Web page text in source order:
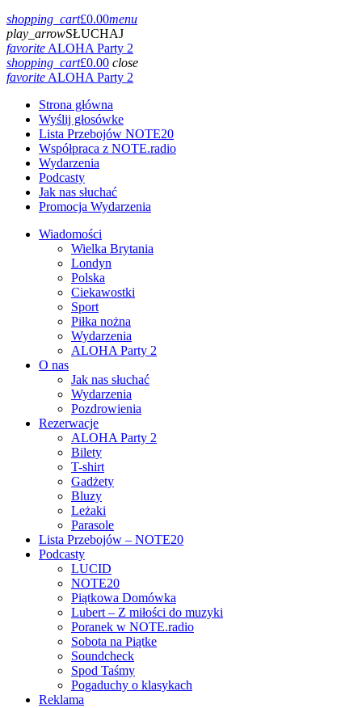
shopping_cart£0.00menu
play_arrowSŁUCHAJ
favoriteALOHA Party 2
shopping_cart£0.00 close
favoriteALOHA Party 2
Strona główna
Wyślij głosówke
Lista Przebojów NOTE20
Współpraca z NOTE.radio
Wydarzenia
Podcasty
Jak nas słuchać
Promocja Wydarzenia
Wiadomości
Wielka Brytania
Londyn
Polska
Ciekawostki
Sport
Piłka nożna
Wydarzenia
ALOHA Party 2
O nas
Jak nas słuchać
Wydarzenia
Pozdrowienia
Rezerwacje
ALOHA Party 2
Bilety
T-shirt
Gadżety
Bluzy
Leżaki
Parasole
Lista Przebojów – NOTE20
Podcasty
LUCID
NOTE20
Piątkowa Domówka
Lubert – Z miłości do muzyki
Poranek w NOTE.radio
Sobota na Piątke
Soundcheck
Spod Taśmy
Pogaduchy o klasykach
Reklama